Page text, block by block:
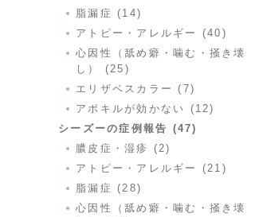
脂漏症 (14)
アトピー・アレルギー (40)
心因性（舐め癖・噛む・掻き壊
し） (25)
エリザベスカラー (7)
アポキルが効かない (12)
シーズーの症例報告 (47)
膿皮症・湿疹 (2)
アトピー・アレルギー (21)
脂漏症 (28)
心因性（舐め癖・噛む・掻き壊